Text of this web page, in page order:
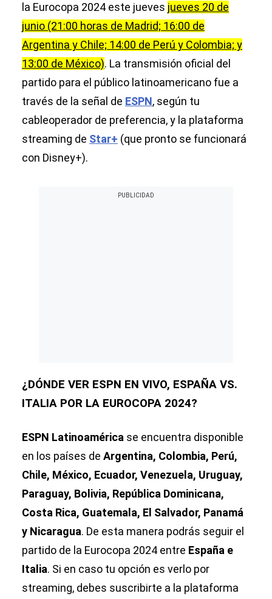
la Eurocopa 2024 este jueves jueves 20 de
junio (21:00 horas de Madrid; 16:00 de
Argentina y Chile; 14:00 de Perú y Colombia; y
13:00 de México). La transmisión oficial del
partido para el público latinoamericano fue a
través de la señal de ESPN, según tu
cableoperador de preferencia, y la plataforma
streaming de Star+ (que pronto se funcionará
con Disney+).
¿DÓNDE VER ESPN EN VIVO, ESPAÑA VS.
ITALIA POR LA EUROCOPA 2024?
ESPN Latinoamérica se encuentra disponible
en los países de Argentina, Colombia, Perú,
Chile, México, Ecuador, Venezuela, Uruguay,
Paraguay, Bolivia, República Dominicana,
Costa Rica, Guatemala, El Salvador, Panamá
y Nicaragua. De esta manera podrás seguir el
partido de la Eurocopa 2024 entre España e
Italia. Si en caso tu opción es verlo por
streaming, debes suscribirte a la plataforma